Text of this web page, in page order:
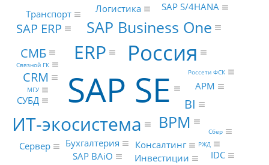
SAP SE
Россия
ERP
ИТ-экосистема
SAP Business One
BPM
SAP ERP
СМБ
CRM
BI
СУБД
Сервер Бухгалтерия Консалтинг
SAP S/4HANA
АРМ
SAP BAiO
Логистика
Транспорт
Инвестиции IDC
Россети ФСК
РЖД
МГУ
Сбер
Связной ГК